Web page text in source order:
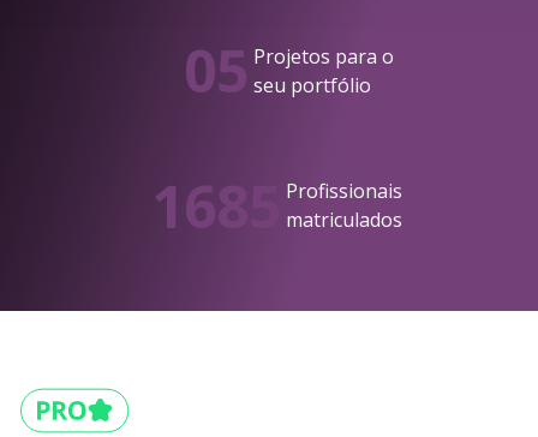
05 Projetos para o
seu portfólio
1685
Profissionais
matriculados